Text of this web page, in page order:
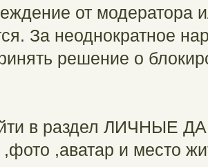
от модератора
За неоднократное
решение о
в раздел ЛИЧНЫЕ
,аватар и место